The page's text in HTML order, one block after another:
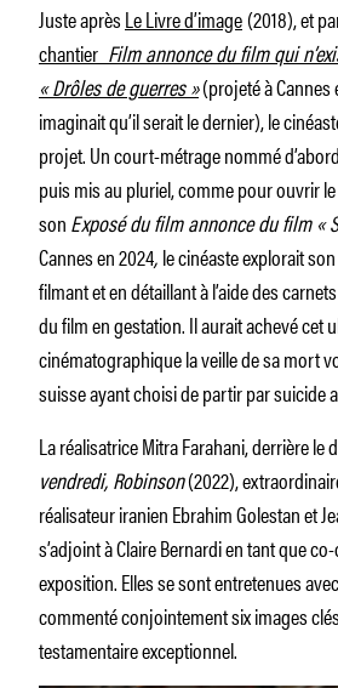
Juste aprèsLe Livre d’image(2018), et
chantier Film annonce du film qui
« Drôles de guerres »(projeté à Cannes
imaginait qu’il serait le dernier), le
projet. Un court-métrage nommé d’abord
puis mis au pluriel, comme pour ouvrir
sonExposé du film annonce du film «
Cannes en 2024,le cinéaste explorait
filmant et en détaillant à l’aide des
du film en gestation. Il aurait achevé cet
cinématographique la veille de sa mort
suisse ayant choisi de partir par suicide
La réalisatrice Mitra Farahani, derrière le
vendredi, Robinson(2022),
réalisateur iranien Ebrahim Golestan et
s’adjoint à Claire Bernardi en tant que
exposition. Elles se sont entretenues
commenté conjointement six images
testamentaire exceptionnel.